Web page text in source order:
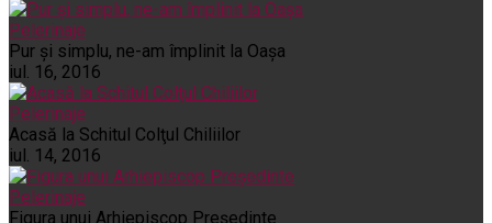
Pelerinaje
Pur şi simplu, ne-am împlinit la Oaşa
iul. 16, 2016
Pelerinaje
Acasă la Schitul Colţul Chiliilor
iul. 14, 2016
Pelerinaje
Figura unui Arhiepiscop Preşedinte